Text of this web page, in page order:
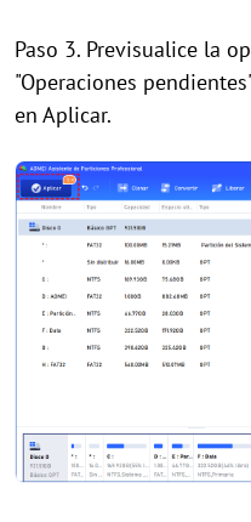
Paso 3. Previsualice la
"Operaciones
en Aplicar.